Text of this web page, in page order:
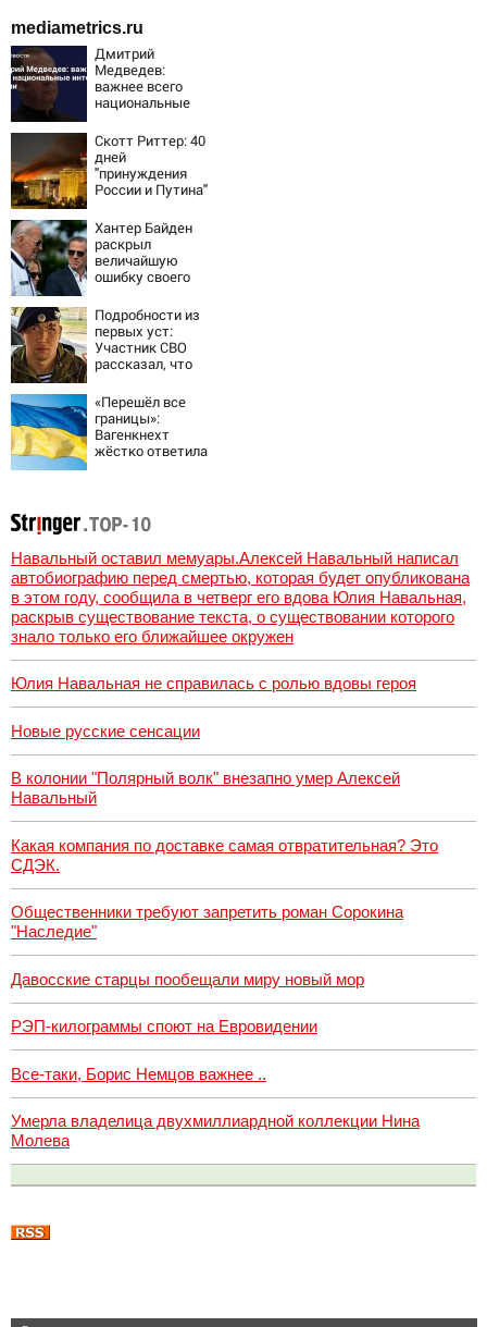
mediametrics.ru
Дмитрий
Медведев:
важнее всего
национальные
Скотт Риттер: 40
дней
"принуждения
России и Путина"
крах режима
Зеленского
Хантер Байден
раскрыл
величайшую
ошибку своего
бездействие
против Трампа
Подробности из
первых уст:
Участник СВО
рассказал, что
схватке с
медведем
«Перешёл все
границы»:
Вагенкнехт
жёстко ответила
Навальный оставил мемуары.Алексей Навальный написал
автобиографию перед смертью, которая будет опубликована
в этом году, сообщила в четверг его вдова Юлия Навальная,
раскрыв существование текста, о существовании которого
знало только его ближайшее окружен
Юлия Навальная не справилась с ролью вдовы героя
Новые русские сенсации
В колонии "Полярный волк" внезапно умер Алексей
Навальный
Какая компания по доставке самая отвратительная? Это
СДЭК.
Общественники требуют запретить роман Сорокина
"Наследие"
Давосские старцы пообещали миру новый мор
РЭП-килограммы споют на Евровидении
Все-таки, Борис Немцов важнее ..
Умерла владелица двухмиллиардной коллекции Нина
Молева